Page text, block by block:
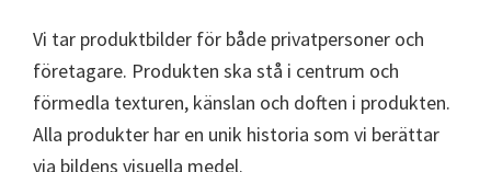
Vi tar produktbilder för både privatpersoner och
företagare. Produkten ska stå i centrum och
förmedla texturen, känslan och doften i produkten.
Alla produkter har en unik historia som vi berättar
via bildens visuella medel.